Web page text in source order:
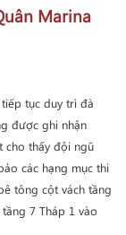
Marina
tiếp tục duy trì đà
được ghi nhận
cho thấy đội ngũ
các hạng mục thi
tông cột vách tầng
7 Tháp 1 vào